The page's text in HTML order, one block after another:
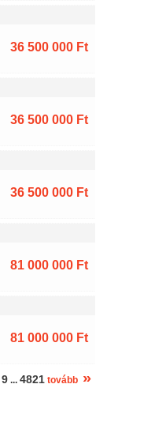
36 500 000 Ft
36 500 000 Ft
36 500 000 Ft
81 000 000 Ft
81 000 000 Ft
9 ... 4821 tovább »